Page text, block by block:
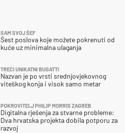
SAM SVOJ ŠEF
Šest poslova koje možete pokrenuti od
kuće uz minimalna ulaganja
TREĆI UNIKATNI BUGATTI
Nazvan je po vrsti srednjovjekovnog
viteškog konja i visok samo metar
POKROVITELJ PHILIP MORRIS ZAGREB
Digitalna rješenja za stvarne probleme:
Dva hrvatska projekta dobila potporu za
razvoj